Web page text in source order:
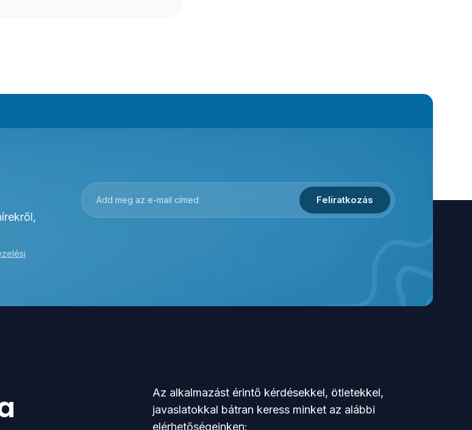
Feliratkozás
Az alkalmazást érintő kérdésekkel, ötletekkel,
javaslatokkal bátran keress minket az alábbi
elérhetőségeinken: